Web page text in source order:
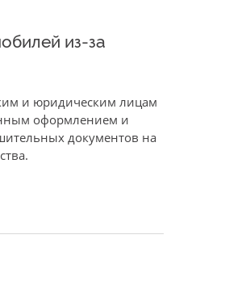
из-за
и юридическим лицам
оформлением и
документов на